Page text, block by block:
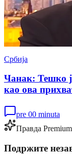
Србија
Чанак: Тешко
као ова
pre 00 minuta
Правда Premium
Подржите